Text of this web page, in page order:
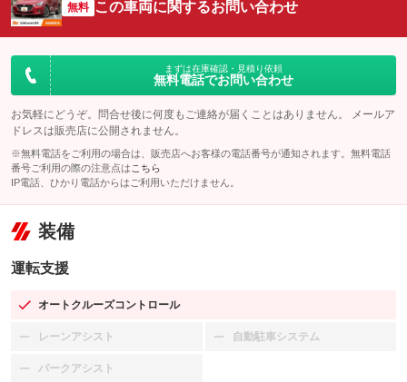
無料 この車両に関するお問い合わせ
まずは在庫確認・見積り依頼
無料電話でお問い合わせ
お気軽にどうぞ。問合せ後に何度もご連絡が届くことはありません。 メールア
ドレスは販売店に公開されません。
※無料電話をご利用の場合は、販売店へお客様の電話番号が通知されます。無料電話
番号ご利用の際の注意点は こちら
IP電話、ひかり電話からはご利用いただけません。
装備
運転支援
オートクルーズコントロール
：装備あり
レーンアシスト
：装備なし 自動駐車システム
：装備なし
パークアシスト
：装備なし